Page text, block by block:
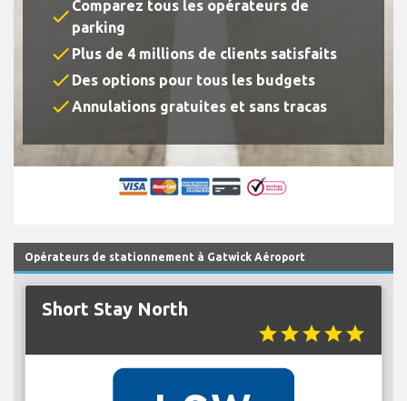
check Comparez tous les opérateurs de
parking
check Plus de 4 millions de clients satisfaits
check Des options pour tous les budgets
checkAnnulations gratuites et sans tracas
Opérateurs de stationnement à Gatwick Aéroport
Short Stay North
starstarstarstarstar